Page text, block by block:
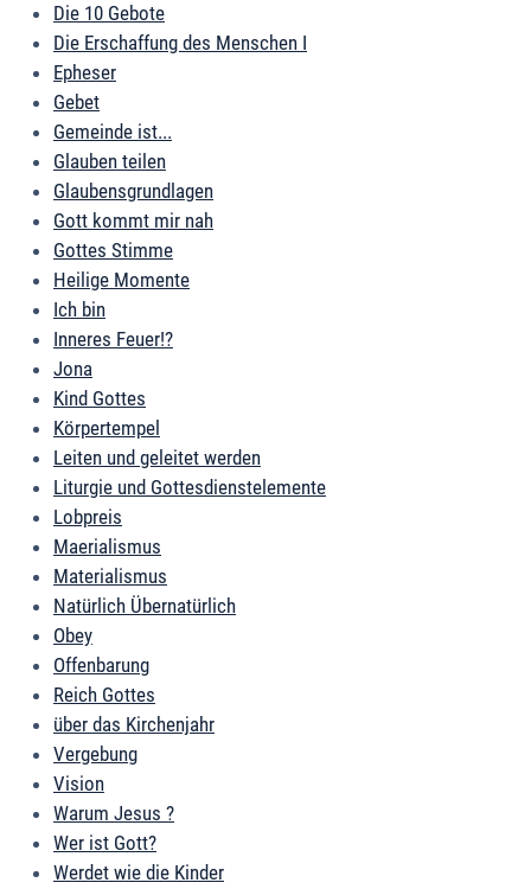
Die 10 Gebote
Die Erschaffung des Menschen I
Epheser
Gebet
Gemeinde ist...
Glauben teilen
Glaubensgrundlagen
Gott kommt mir nah
Gottes Stimme
Heilige Momente
Ich bin
Inneres Feuer!?
Jona
Kind Gottes
Körpertempel
Leiten und geleitet werden
Liturgie und Gottesdienstelemente
Lobpreis
Maerialismus
Materialismus
Natürlich Übernatürlich
Obey
Offenbarung
Reich Gottes
über das Kirchenjahr
Vergebung
Vision
Warum Jesus ?
Wer ist Gott?
Werdet wie die Kinder